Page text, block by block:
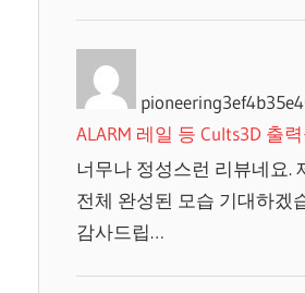
ALARM 레일 등 Cults3D 출
너무나 정성스런 리뷰네요.
전체 완성된 모습 기대하겠
감사드립…